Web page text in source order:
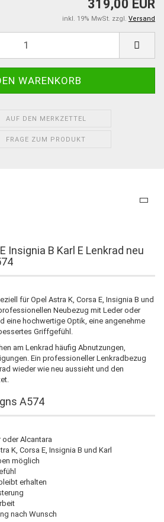
319,00 EUR
inkl. 19% MwSt. zzgl. Versand
AUF DEN MERKZETTEL
FRAGE ZUM PRODUKT
Insignia B Karl E Lenkrad neu
für Opel Astra K, Corsa E, Insignia B und
Neubezug mit Leder oder
eine hochwertige Optik, eine angenehme
Griffgefühl.
am Lenkrad häufig Abnutzungen,
Ein professioneller Lenkradbezug
wieder wie neu aussieht und den
A574
Alcantara
K, Corsa E, Insignia B und Karl
möglich
erhalten
nach Wunsch